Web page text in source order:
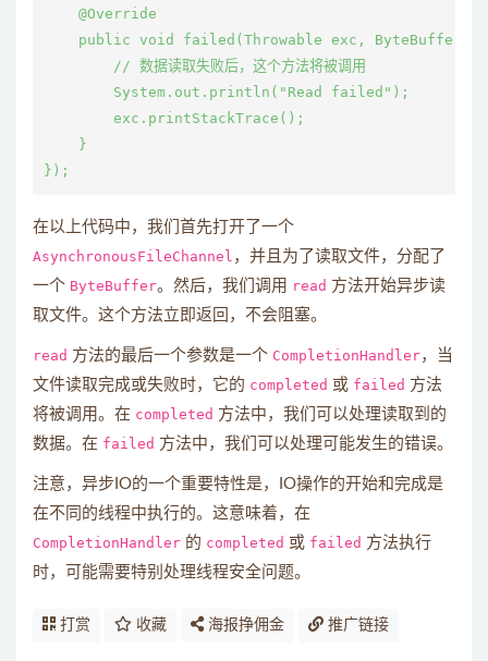
    @Override
public void failed(Throwable exc, ByteBuffer
        // 数据读取失败后，这个方法将被调用
        System.out.println("Read failed");
        exc.printStackTrace();
    }
在以上代码中，我们首先打开了一个
AsynchronousFileChannel ，并且为了读取文件，分配了
一个 ByteBuffer。然后，我们调用 read 方法开始异步读
取文件。这个方法立即返回，不会阻塞。
read 方法的最后一个参数是一个 CompletionHandler，当
文件读取完成或失败时，它的 completed 或 failed 方法
将被调用。在 completed 方法中，我们可以处理读取到的
数据。在 failed 方法中，我们可以处理可能发生的错误。
注意，异步IO的一个重要特性是，IO操作的开始和完成是
在不同的线程中执行的。这意味着，在
CompletionHandler 的 completed 或 failed 方法执行
时，可能需要特别处理线程安全问题。
打赏 收藏 海报挣佣金 推广链接